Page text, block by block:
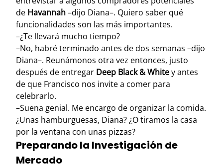
de Havannah–dijo Diana–. Quiero saber qué
funcionalidades son las más importantes.
–¿Te llevará mucho tiempo?
–No, habré terminado antes de dos semanas –dijo
Diana–. Reunámonos otra vez entonces, justo
después de entregar Deep Black & Whitey antes
de que Francisco nos invite a comer para
celebrarlo.
–Suena genial. Me encargo de organizar la comida.
¿Unas hamburguesas, Diana? ¿O tiramos la casa
por la ventana con unas pizzas?
Preparando la Investigación de
Mercado